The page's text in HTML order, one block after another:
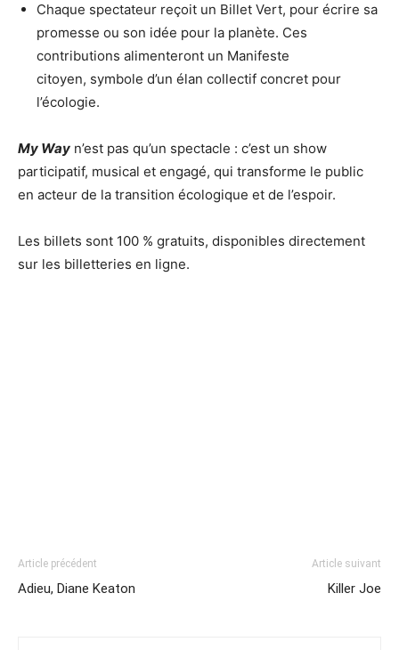
Chaque spectateur reçoit un Billet Vert, pour écrire sa
promesse ou son idée pour la planète. Ces
contributions alimenteront un Manifeste
citoyen, symbole d’un élan collectif concret pour
l’écologie.
My Way n’est pas qu’un spectacle : c’est un show
participatif, musical et engagé, qui transforme le public
en acteur de la transition écologique et de l’espoir.
Les billets sont 100 % gratuits, disponibles directement
sur les billetteries en ligne.
Article précédent
Adieu, Diane Keaton
Article suivant
Killer Joe